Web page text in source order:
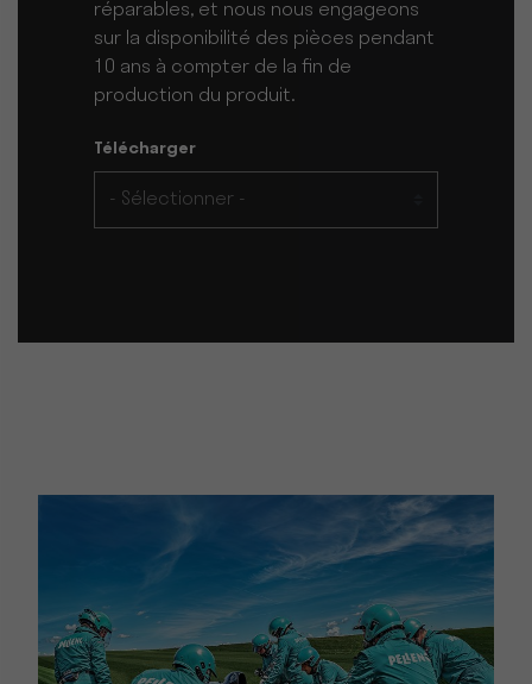
réparables, et nous nous engageons
sur la disponibilité des pièces pendant
10 ans à compter de la fin de
production du produit.
Télécharger